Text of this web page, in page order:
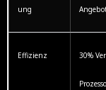
ung
Effizienz 30%